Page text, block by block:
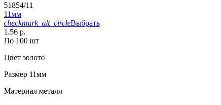
51854/11
11мм
checkmark_alt_circleВыбрать
1.56 р.
По 100 шт
Цвет золото
Размер 11мм
Материал металл